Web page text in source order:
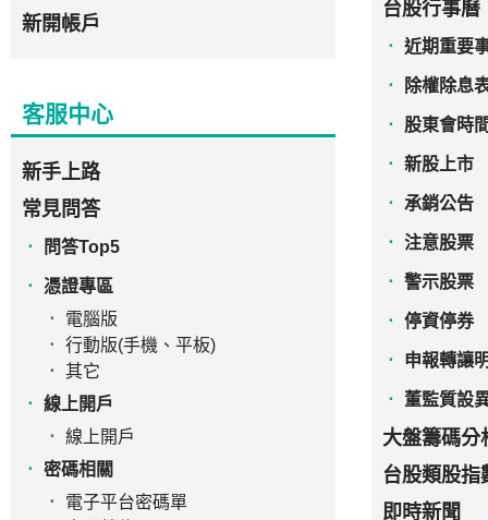
新開帳戶
客服中心
新手上路
常見問答
問答Top5
憑證專區
電腦版
行動版(手機、平板)
其它
線上開戶
線上開戶
密碼相關
電子平台密碼單
台股行事曆
近期重要
除權除息
股東會時
新股上市
承銷公告
注意股票
警示股票
停資停券
申報轉讓
董監質設
大盤籌碼分
台股類股指
即時新聞